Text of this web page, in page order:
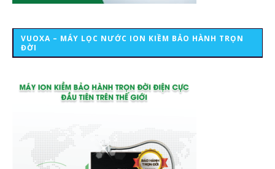
VUOXA – MÁY LỌC NƯỚC ION KIỀM BẢO HÀNH TRỌN
ĐỜI